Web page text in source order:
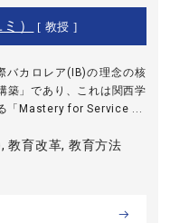
） [ 教授 ]
バカロレア(IB)の理念の核
築」であり、これは関西学
「Mastery for Service ...
教育改革, 教育方法